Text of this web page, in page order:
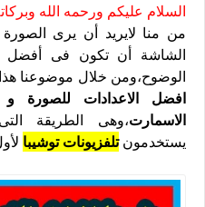
السلام عليكم ورحمه الله
من منا لايريد أن يرى الصورة
الشاشة أن تكون فى أفضل
الوضوح،ومن خلال موضوعنا
افضل الاعدادات للصورة
الاسمارت،وهى الطريقة
يستخدمونتلفزيونات توشيبا